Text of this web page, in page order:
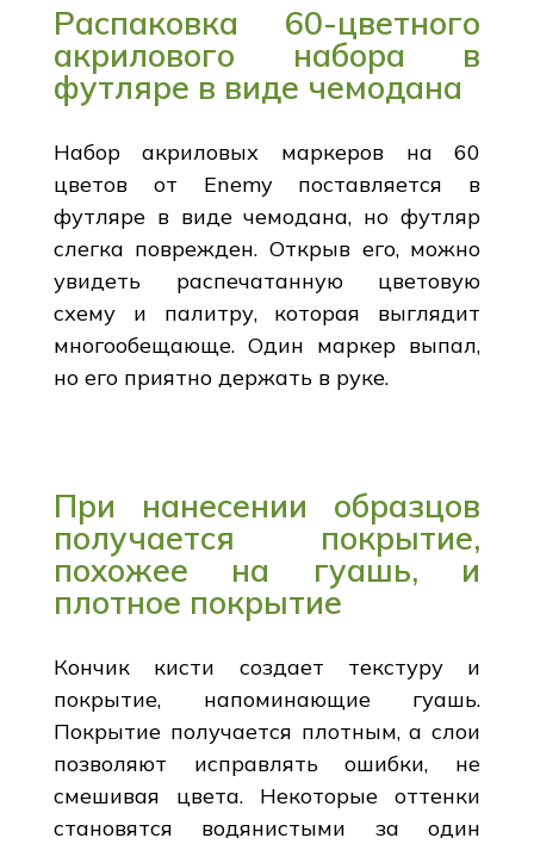
Распаковка 60-цветного
акрилового набора в
футляре в виде чемодана
Набор акриловых маркеров на 60
цветов от Enemy поставляется в
футляре в виде чемодана, но футляр
слегка поврежден. Открыв его, можно
увидеть распечатанную цветовую
схему и палитру, которая выглядит
многообещающе. Один маркер выпал,
но его приятно держать в руке.
При нанесении образцов
получается покрытие,
похожее на гуашь, и
плотное покрытие
Кончик кисти создает текстуру и
покрытие, напоминающие гуашь.
Покрытие получается плотным, а слои
позволяют исправлять ошибки, не
смешивая цвета. Некоторые оттенки
становятся водянистыми за один